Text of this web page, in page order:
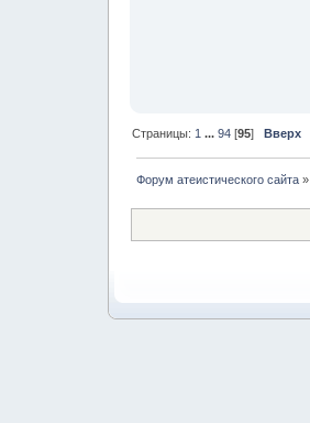
Страницы: 1 ...94 [95]Вверх
Форум атеистического сайта »